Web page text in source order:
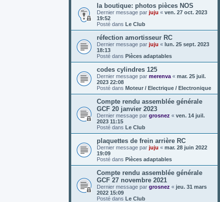
la boutique: photos pièces NOS
Dernier message par juju « ven. 27 oct. 2023
19:52
Posté dans Le Club
réfection amortisseur RC
Dernier message par juju « lun. 25 sept. 2023
18:13
Posté dans Pièces adaptables
codes cylindres 125
Dernier message par merenva « mar. 25 juil.
2023 22:08
Posté dans Moteur / Electrique / Electronique
Compte rendu assemblée générale
GCF 20 janvier 2023
Dernier message par grosnez « ven. 14 juil.
2023 11:15
Posté dans Le Club
plaquettes de frein arrière RC
Dernier message par juju « mar. 28 juin 2022
19:09
Posté dans Pièces adaptables
Compte rendu assemblée générale
GCF 27 novembre 2021
Dernier message par grosnez « jeu. 31 mars
2022 15:09
Posté dans Le Club